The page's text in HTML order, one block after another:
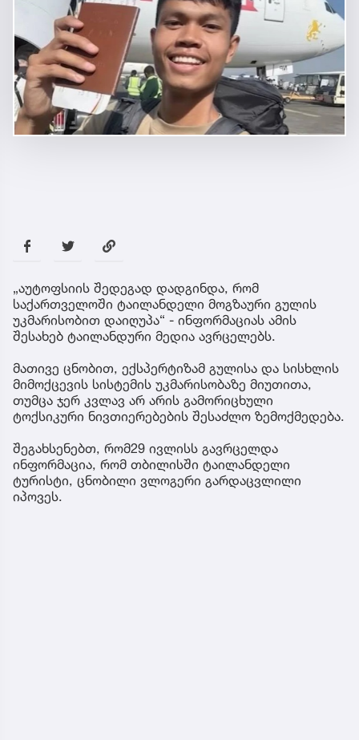
„აუტოფსიის შედეგად დადგინდა, რომ
საქართველოში ტაილანდელი მოგზაური გულის
უკმარისობით დაიღუპა“ - ინფორმაციას ამის
შესახებ ტაილანდური მედია ავრცელებს.
მათივე ცნობით, ექსპერტიზამ გულისა და სისხლის
მიმოქცევის სისტემის უკმარისობაზე მიუთითა,
თუმცა ჯერ კვლავ არ არის გამორიცხული
ტოქსიკური ნივთიერებების შესაძლო ზემოქმედება.
შეგახსენებთ, რომ29 ივლისს გავრცელდა
ინფორმაცია, რომ თბილისში ტაილანდელი
ტურისტი, ცნობილი ვლოგერი გარდაცვლილი
იპოვეს.